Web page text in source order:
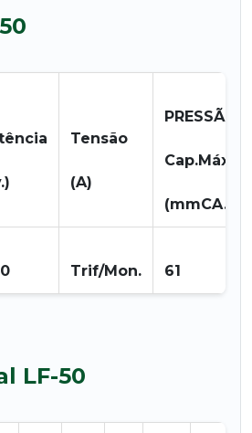
Tensão
(A)
PRESSÃO
Cap.Máx.
(mmCA.)
Trif/Mon. 61
LF-50